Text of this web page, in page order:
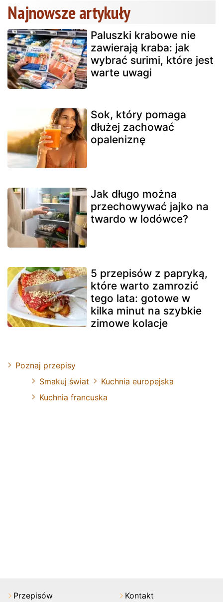
Najnowsze artykuły
Paluszki krabowe nie
zawierają kraba: jak
wybrać surimi, które jest
warte uwagi
Sok, który pomaga
dłużej zachować
opaleniznę
Jak długo można
przechowywać jajko na
twardo w lodówce?
5 przepisów z papryką,
które warto zamrozić
tego lata: gotowe w
kilka minut na szybkie
zimowe kolacje
Poznaj przepisy
Smakuj świat
Kuchnia europejska
Kuchnia francuska
Przepisów Kontakt